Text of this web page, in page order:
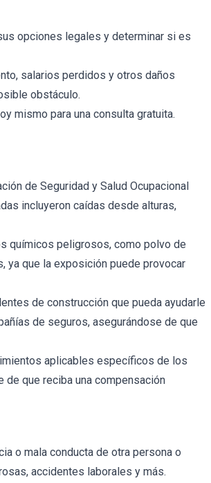
opciones legales y determinar si es
salarios perdidos y otros daños
obstáculo.
mismo para una consulta gratuita.
de Seguridad y Salud Ocupacional
incluyeron caídas desde alturas,
químicos peligrosos, como polvo de
ya que la exposición puede provocar
de construcción que pueda ayudarle
de seguros, asegurándose de que
aplicables específicos de los
de que reciba una compensación
o mala conducta de otra persona o
accidentes laborales y más.